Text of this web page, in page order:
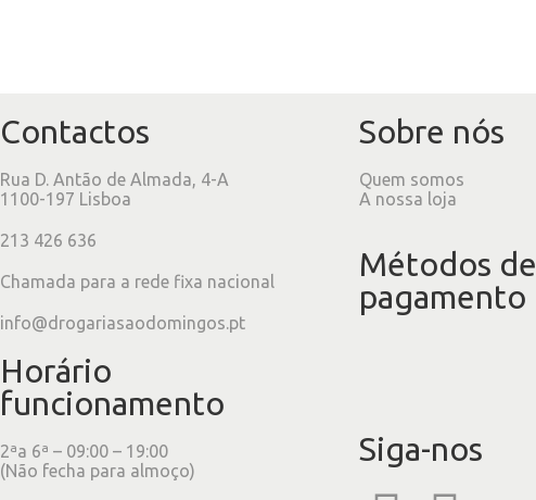
Contactos
Rua D. Antão de Almada, 4-A
1100-197 Lisboa
213 426 636
Chamada para a rede fixa nacional
info@drogariasaodomingos.pt
Horário
funcionamento
2ªa 6ª – 09:00 – 19:00
(Não fecha para almoço)
Sobre nós
Quem somos
A nossa loja
Métodos de
pagamento
Siga-nos